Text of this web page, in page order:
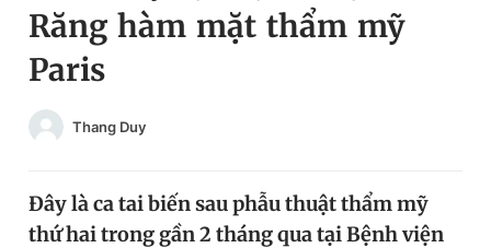
Chuyên mục khác
Chào ngày mới
Tin thị trường
Video Magazine
Tin đã xem
Răng hàm mặt thẩm mỹ
Paris
Thang Duy
Đây là ca tai biến sau phẫu thuật thẩm mỹ
thứ hai trong gần 2 tháng qua tại Bệnh viện